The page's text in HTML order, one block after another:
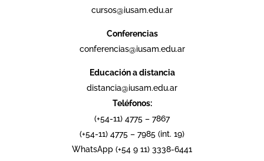
cursos@iusam.edu.ar
Conferencias
conferencias@iusam.edu.ar
Educación a distancia
distancia@iusam.edu.ar
Teléfonos:
(+54-11) 4775 – 7867
(+54-11) 4775 – 7985 (int. 19)
WhatsApp (+54 9 11) 3338-6441